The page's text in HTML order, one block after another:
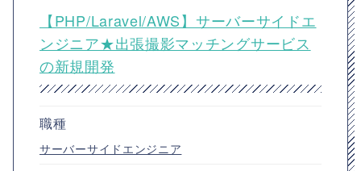
【PHP/Laravel/AWS】サーバーサイドエ
ンジニア★出張撮影マッチングサービス
の新規開発
職種
サーバーサイドエンジニア